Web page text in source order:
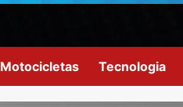
Motocicletas Tecnologia